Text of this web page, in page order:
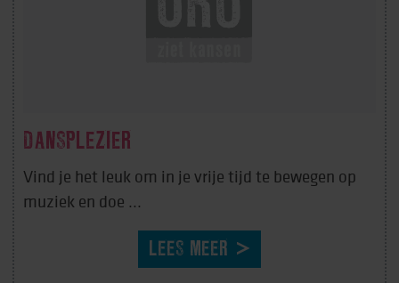
DANSPLEZIER
Vind je het leuk om in je vrije tijd te bewegen op
muziek en doe ...
LEES MEER